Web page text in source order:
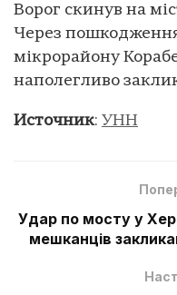
Ворог скинув на
Через
мікрорайону
наполегливо
Источник: УНН
Удар по мосту у
мешканців